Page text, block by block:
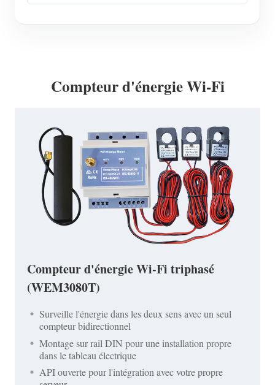
Compteur d'énergie Wi-Fi
Compteur d'énergie Wi-Fi triphasé
(WEM3080T)
Surveille l'énergie dans les deux sens avec un seul
compteur bidirectionnel
Montage sur rail DIN pour une installation propre
dans le tableau électrique
API ouverte pour l'intégration avec votre propre